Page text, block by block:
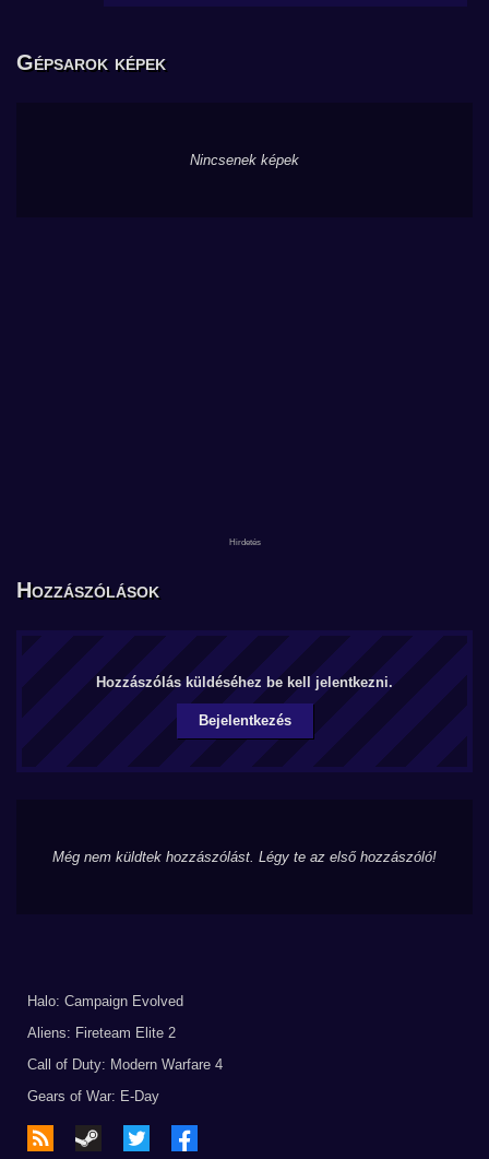
Gépsarok képek
Nincsenek képek
Hozzászólások
Hozzászólás küldéséhez be kell jelentkezni.
Bejelentkezés
Még nem küldtek hozzászólást. Légy te az első hozzászóló!
Halo: Campaign Evolved
Aliens: Fireteam Elite 2
Call of Duty: Modern Warfare 4
Gears of War: E-Day